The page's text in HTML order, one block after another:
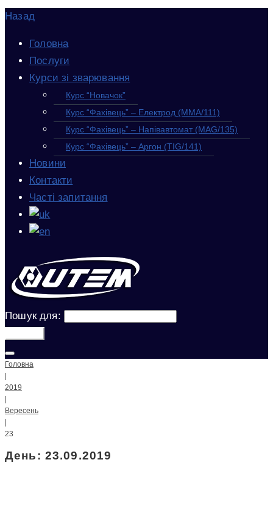
Назад
Головна
Послуги
Курси зі зварювання
Курс “Новачок”
Курс “Фахівець” – Електрод (MMA/111)
Курс “Фахівець” – Напівавтомат (MAG/135)
Курс “Фахівець” – Аргон (TIG/141)
Новини
Контакти
Часті запитання
Пошук для:
Головна
2019
Вересень
23
День: 23.09.2019